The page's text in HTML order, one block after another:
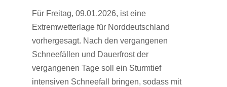
Für Freitag, 09.01.2026, ist eine
Extremwetterlage für Norddeutschland
vorhergesagt. Nach den vergangenen
Schneefällen und Dauerfrost der
vergangenen Tage soll ein Sturmtief
intensiven Schneefall bringen, sodass mit